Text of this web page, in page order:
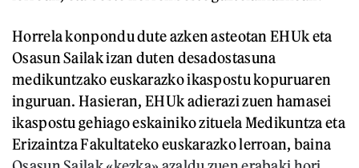
Horrela konpondu dute azken asteotan EHUk eta
Osasun Sailak izan duten desadostasuna
medikuntzako euskarazko ikaspostu kopuruaren
inguruan. Hasieran, EHUk adierazi zuen hamasei
ikaspostu gehiago eskainiko zituela Medikuntza eta
Erizaintza Fakultateko euskarazko lerroan, baina